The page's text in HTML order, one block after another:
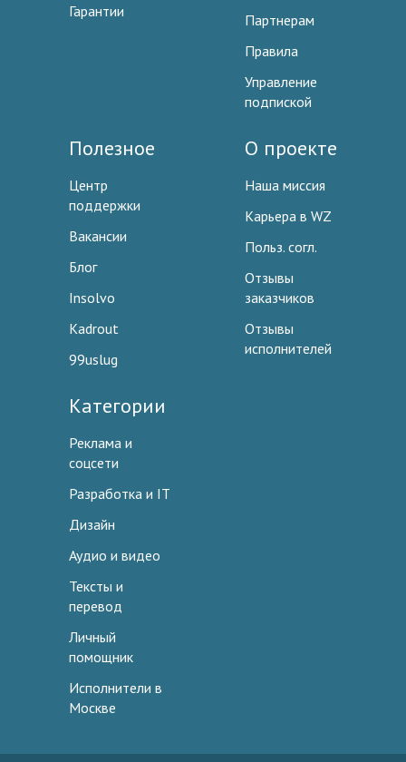
Гарантии
Партнерам
Правила
Управление
подпиской
Полезное
Центр
поддержки
Вакансии
Блог
Insolvo
Kadrout
99uslug
О проекте
Наша миссия
Карьера в WZ
Польз. согл.
Отзывы
заказчиков
Отзывы
исполнителей
Категории
Реклама и
соцсети
Разработка и IT
Дизайн
Аудио и видео
Тексты и
перевод
Личный
помощник
Исполнители в
Москве